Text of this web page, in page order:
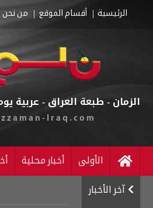
الرئيسية أقسام الموقع من نحن
الزمان - طبعة العراق - عربية
Iraq.com
الأولى أخبار محلية
آخر الأخبار